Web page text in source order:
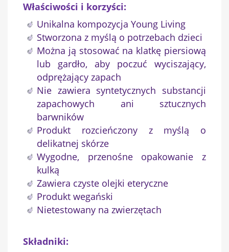
Właściwości i korzyści:
Unikalna kompozycja Young Living
Stworzona z myślą o potrzebach dzieci
Można ją stosować na klatkę piersiową
lub gardło, aby poczuć wyciszający,
odprężający zapach
Nie zawiera syntetycznych substancji
zapachowych ani sztucznych
barwników
Produkt rozcieńczony z myślą o
delikatnej skórze
Wygodne, przenośne opakowanie z
kulką
Zawiera czyste olejki eteryczne
Produkt wegański
Nietestowany na zwierzętach
Składniki:
Anuluj Utwórz listę życzeń